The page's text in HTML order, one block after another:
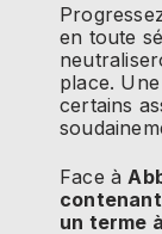
en toute
place.
certains
Face à
un terme